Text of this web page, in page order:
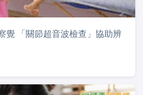
覺 「關節超音波檢查」協助辨